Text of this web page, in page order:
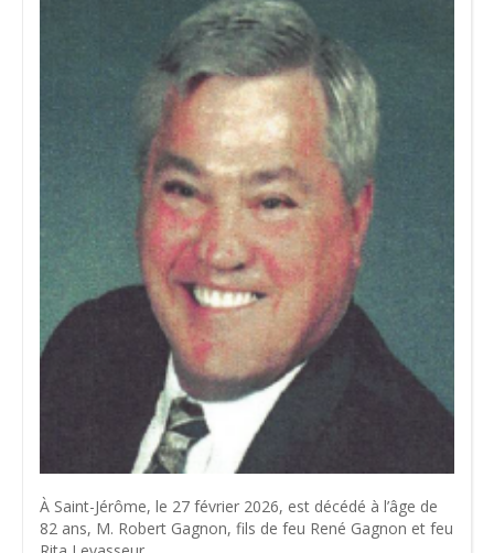
À Saint-Jérôme, le 27 février 2026, est décédé à l’âge de
82 ans, M. Robert Gagnon, fils de feu René Gagnon et feu